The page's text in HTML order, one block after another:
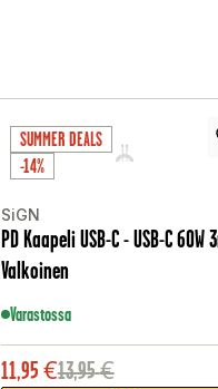
SUMMER DEALS
-14%
SiGN
PD Kaapeli USB-C - USB-C 60W
Valkoinen
Varastossa
11,95 €13,95€